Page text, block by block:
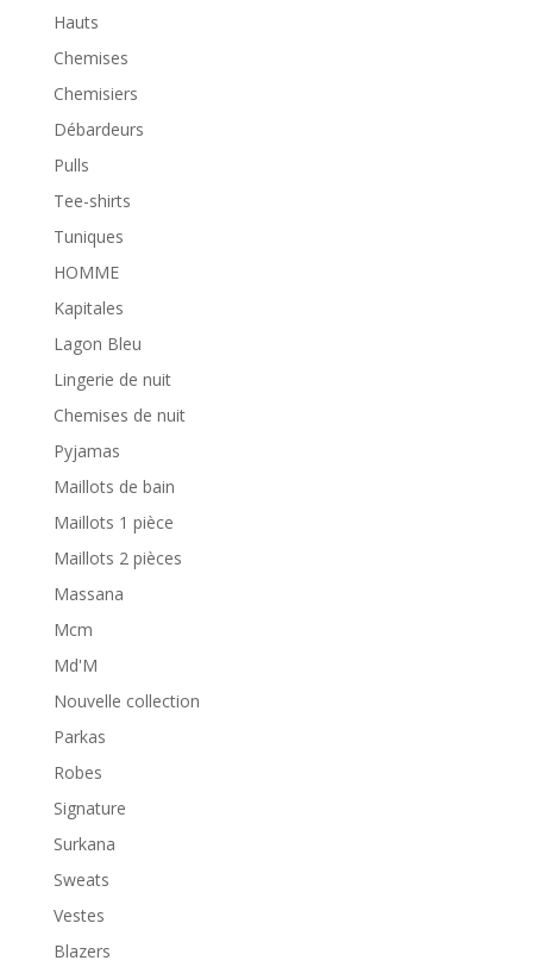
Hauts
Chemises
Chemisiers
Débardeurs
Pulls
Tee-shirts
Tuniques
HOMME
Kapitales
Lagon Bleu
Lingerie de nuit
Chemises de nuit
Pyjamas
Maillots de bain
Maillots 1 pièce
Maillots 2 pièces
Massana
Mcm
Md'M
Nouvelle collection
Parkas
Robes
Signature
Surkana
Sweats
Vestes
Blazers